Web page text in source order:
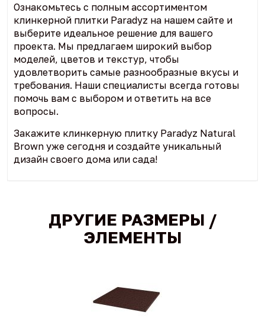
Ознакомьтесь с полным ассортиментом
клинкерной плитки Paradyz на нашем сайте и
выберите идеальное решение для вашего
проекта. Мы предлагаем широкий выбор
моделей, цветов и текстур, чтобы
удовлетворить самые разнообразные вкусы и
требования. Наши специалисты всегда готовы
помочь вам с выбором и ответить на все
вопросы.
Закажите клинкерную плитку Paradyz Natural
Brown уже сегодня и создайте уникальный
дизайн своего дома или сада!
ДРУГИЕ РАЗМЕРЫ /
ЭЛЕМЕНТЫ